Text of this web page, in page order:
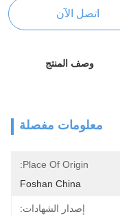
اتصل الآن
وصف المنتج
معلومات مفصلة
Place Of Origin:
Foshan China
إصدار الشهادات: